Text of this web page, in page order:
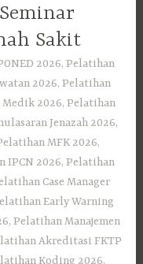
Sakit
2026, Pelatihan
2026, Pelatihan
Medik 2026, Pelatihan
Jenazah 2026,
MFK 2026,
IPCN 2026, Pelatihan
Case Manager
Early Warning
Pelatihan Manajemen
Akreditasi FKTP
Koding 2026,